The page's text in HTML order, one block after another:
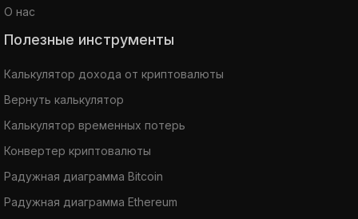
О нас
Полезные инструменты
Калькулятор дохода от криптовалюты
Вернуть калькулятор
Калькулятор временных потерь
Конвертер криптовалюты
Радужная диаграмма Bitcoin
Радужная диаграмма Ethereum